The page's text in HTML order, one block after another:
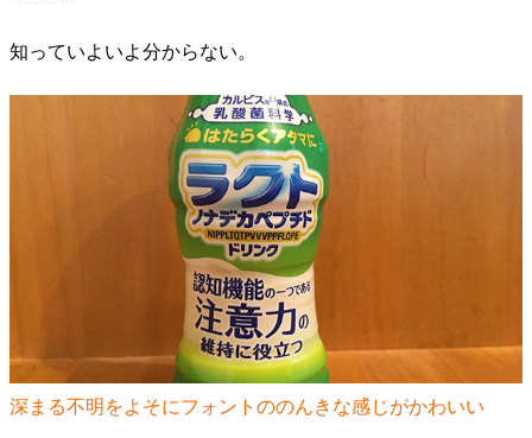
知っていよいよ分からない。
深まる不明をよそにフォントののんきな感じがかわいい